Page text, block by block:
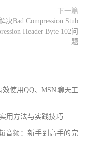
下一篇
决Bad Compression Stub
Header Byte 102问
题
使用QQ、MSN聊天工
用方法与实践技巧
音频：新手到高手的完